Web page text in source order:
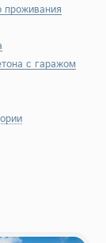
проживания
с гаражом